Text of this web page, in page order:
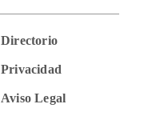
Directorio
Privacidad
Aviso Legal